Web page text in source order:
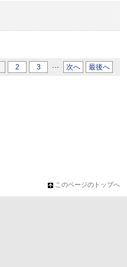
2 3 ... 次へ 最後へ
このページのトップへ